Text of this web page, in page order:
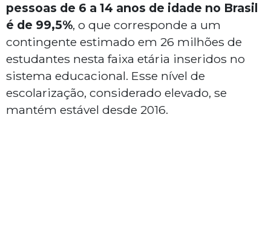
pessoas de 6 a 14 anos de idade no Brasil
é de 99,5%, o que corresponde a um
contingente estimado em 26 milhões de
estudantes nesta faixa etária inseridos no
sistema educacional. Esse nível de
escolarização, considerado elevado, se
mantém estável desde 2016.